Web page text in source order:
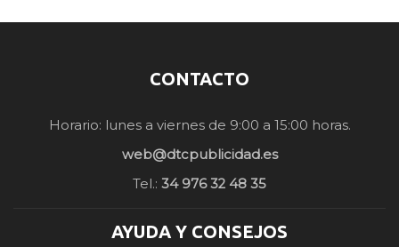
CONTACTO
Horario: lunes a viernes de 9:00 a 15:00 horas.
web@dtcpublicidad.es
Tel.: 34 976 32 48 35
AYUDA Y CONSEJOS